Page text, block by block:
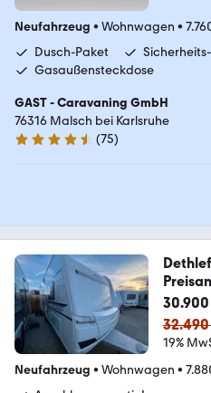
Neufahrzeug • Wohnwagen •
Dusch-Paket
Gasaußensteckdose
GAST - Caravaning GmbH
76316 Malsch bei Karlsruhe
4.3 Sterne
(75)
19%
Neufahrzeug • Wohnwagen •